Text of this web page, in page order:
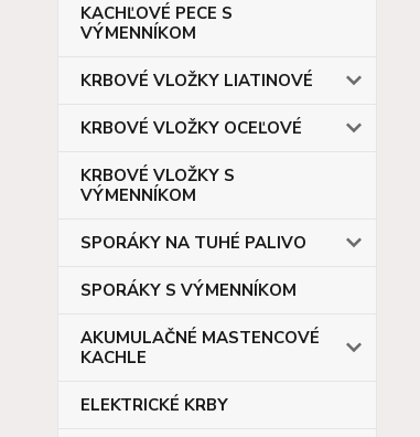
KACHĽOVÉ PECE S
VÝMENNÍKOM
KRBOVÉ VLOŽKY LIATINOVÉ
KRBOVÉ VLOŽKY OCEĽOVÉ
KRBOVÉ VLOŽKY S
VÝMENNÍKOM
SPORÁKY NA TUHÉ PALIVO
SPORÁKY S VÝMENNÍKOM
AKUMULAČNÉ MASTENCOVÉ
KACHLE
ELEKTRICKÉ KRBY